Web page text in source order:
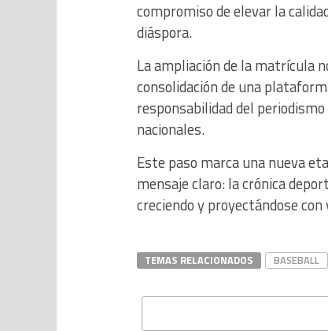
compromiso de elevar la
diáspora.
La ampliación de la matrícula
consolidación de una
responsabilidad del
nacionales.
Este paso marca una nueva
mensaje claro: la crónica
creciendo y proyectándose
TEMAS RELACIONADOS BASEBALL